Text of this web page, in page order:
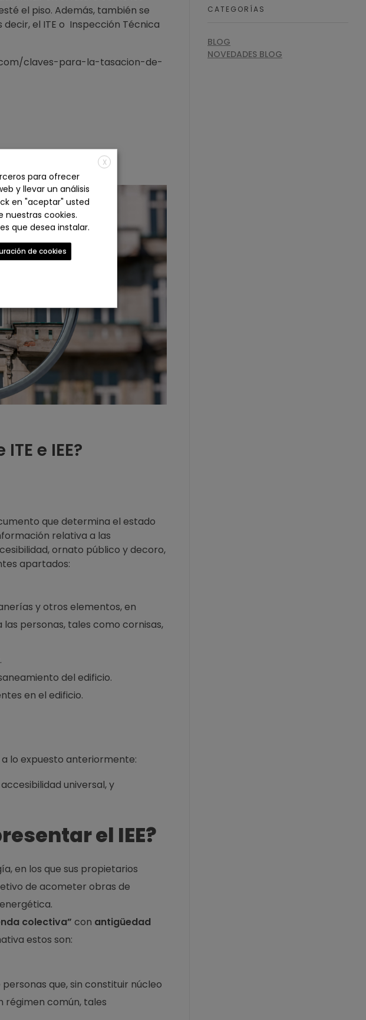
el piso. Además, también se
el ITE o Inspección Técnica
claves-para-la-tasacion-de-
e IEE?
que determina el estado
relativa a las
ornato público y decoro,
apartados:
y otros elementos, en
personas, tales como cornisas,
del edificio.
en el edificio.
lo expuesto anteriormente:
universal, y
el IEE?
en los que sus propietarios
de acometer obras de
colectiva” con antigüedad
estos son:
que, sin constituir núcleo
régimen común, tales
CATEGORÍAS
BLOG
NOVEDADES BLOG
X
para ofrecer
y llevar un análisis
en "aceptar" usted
nuestras cookies.
que desea instalar.
de cookies